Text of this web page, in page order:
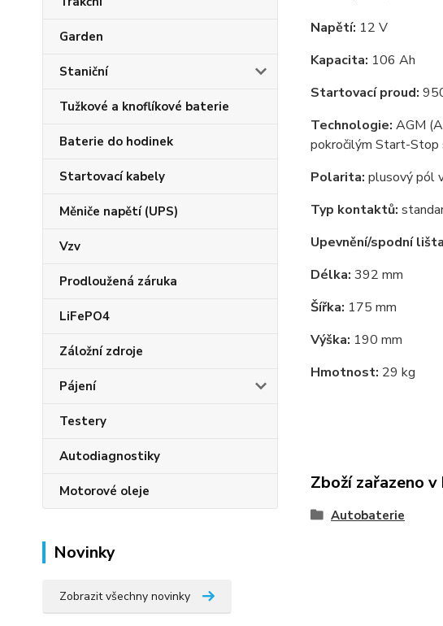
Garden
Staniční
Tužkové a knoflíkové baterie
Baterie do hodinek
Startovací kabely
Měniče napětí (UPS)
Vzv
Prodloužená záruka
LiFePO4
Záložní zdroje
Pájení
Testery
Autodiagnostiky
Motorové oleje
Novinky
Zobrazit všechny novinky
Napětí: 12 V
Kapacita: 106 Ah
Startovací proud:
Technologie: AGM
pokročilým Start-Stop
Polarita: plusový pól
Typ kontaktů:
Upevnění/spodní
Délka: 392 mm
Šířka: 175 mm
Výška: 190 mm
Hmotnost: 29 kg
Zboží zařazeno
Autobaterie